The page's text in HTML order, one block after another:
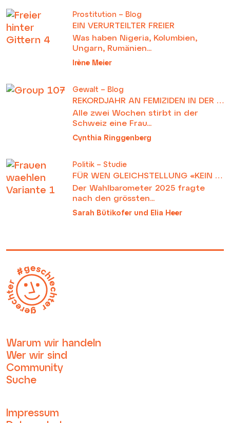
Prostitution – Blog
EIN VERURTEILTER FREIER
Was haben Nigeria, Kolumbien,
Ungarn, Rumänien...
Irène Meier
Gewalt – Blog
Alle zwei Wochen stirbt in der
Schweiz eine Frau...
Cynthia Ringgenberg
Politik – Studie
Der Wahlbarometer 2025 fragte
nach den grössten...
Sarah Bütikofer und Elia Heer
Warum wir handeln
Wer wir sind
Community
Suche
Impressum